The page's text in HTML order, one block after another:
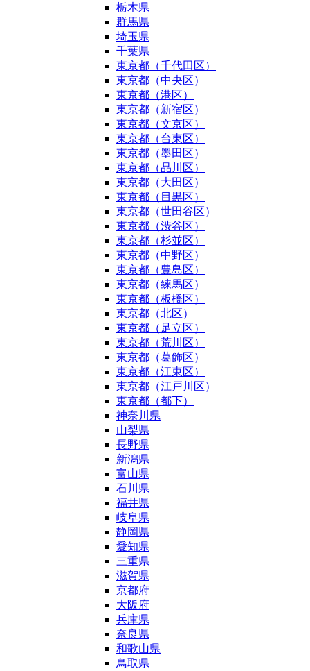
栃木県
群馬県
埼玉県
千葉県
東京都（千代田区）
東京都（中央区）
東京都（港区）
東京都（新宿区）
東京都（文京区）
東京都（台東区）
東京都（墨田区）
東京都（品川区）
東京都（大田区）
東京都（目黒区）
東京都（世田谷区）
東京都（渋谷区）
東京都（杉並区）
東京都（中野区）
東京都（豊島区）
東京都（練馬区）
東京都（板橋区）
東京都（北区）
東京都（足立区）
東京都（荒川区）
東京都（葛飾区）
東京都（江東区）
東京都（江戸川区）
東京都（都下）
神奈川県
山梨県
長野県
新潟県
富山県
石川県
福井県
岐阜県
静岡県
愛知県
三重県
滋賀県
京都府
大阪府
兵庫県
奈良県
和歌山県
鳥取県